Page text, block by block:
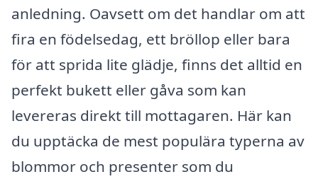
anledning. Oavsett om det handlar om att
fira en födelsedag, ett bröllop eller bara
för att sprida lite glädje, finns det alltid en
perfekt bukett eller gåva som kan
levereras direkt till mottagaren. Här kan
du upptäcka de mest populära typerna av
blommor och presenter som du